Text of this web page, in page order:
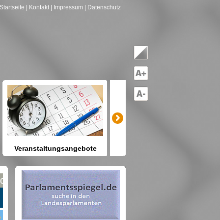
Startseite | Kontakt | Impressum | Datenschutz
Veranstaltungsangebote
Sie Berlin und seine Angebote?
nach Gruppen--->hier drücken